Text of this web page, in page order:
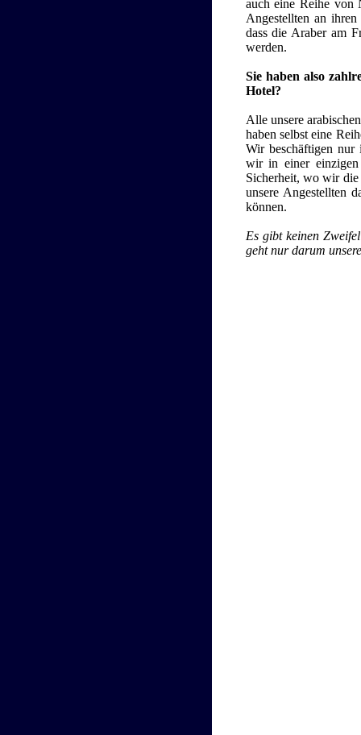
auch eine Reihe von
Angestellten an
dass die Araber am
werden.
Sie haben also
Hotel?
Alle unsere
haben selbst eine
Wir beschäftigen nur
wir in einer
Sicherheit, wo wir die
unsere Angestellten
können.
Es gibt keinen
geht nur darum